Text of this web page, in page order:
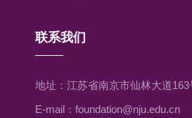
联系我们
地址：江苏省南京市仙林大道
E-mail：foundation@nju.edu.cn